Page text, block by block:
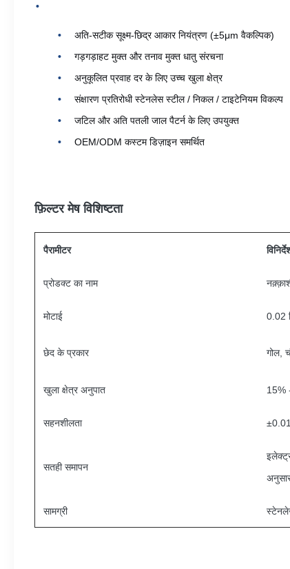
अति-सटीक सूक्ष्म-छिद्र आकार नियंत्रण (±5μm वैकल्पिक)
गड़गड़ाहट मुक्त और तनाव मुक्त धातु संरचना
अनुकूलित प्रवाह दर के लिए उच्च खुला क्षेत्र
संक्षारण प्रतिरोधी स्टेनलेस स्टील / निकल / टाइटेनियम विकल्प
जटिल और अति पतली जाल पैटर्न के लिए उपयुक्त
OEM/ODM कस्टम डिज़ाइन समर्थित
फ़िल्टर मेष विशिष्टता
पैरामीटर
प्रोडक्ट का नाम
मोटाई 0.02
छेद के प्रकार गोल,
खुला क्षेत्र अनुपात 15%
सहनशीलता
सतही समापन
सामग्री